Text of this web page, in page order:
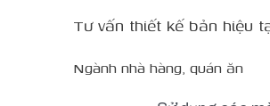
Tư vấn thiết kế bản hiệu
Ngành nhà hàng, quán ăn